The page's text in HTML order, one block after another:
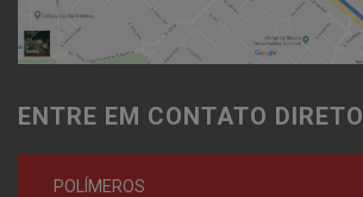
ENTRE EM CONTATO DIRETO
POLÍMEROS